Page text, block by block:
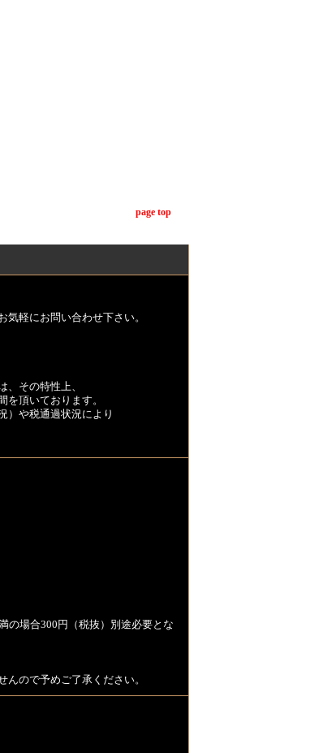
page top
軽にお問い合わせ下さい。
、その特性上、
頂いております。
）や税通過状況により
の場合300円（税抜）別途必要とな
ので予めご了承ください。